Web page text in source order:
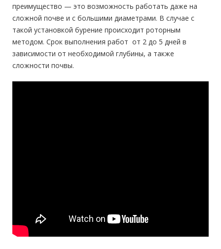
преимущество — это возможность работать даже на
сложной почве и с большими диаметрами. В случае с
такой установкой бурение происходит роторным
методом. Срок выполнения работ от 2 до 5 дней в
зависимости от необходимой глубины, а также
сложности почвы.